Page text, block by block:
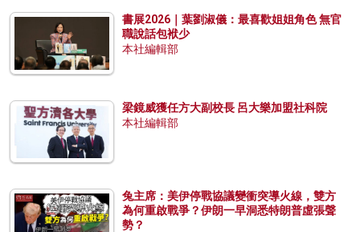
書展2026｜葉劉淑儀：最喜歡姐姐角色 無官
職說話包袱少
本社編輯部
梁鏡威獲任方大副校長 呂大樂加盟社科院
本社編輯部
兔主席：美伊停戰協議變衝突導火線，雙方
為何重啟戰爭？伊朗一早洞悉特朗普虛張聲
勢？